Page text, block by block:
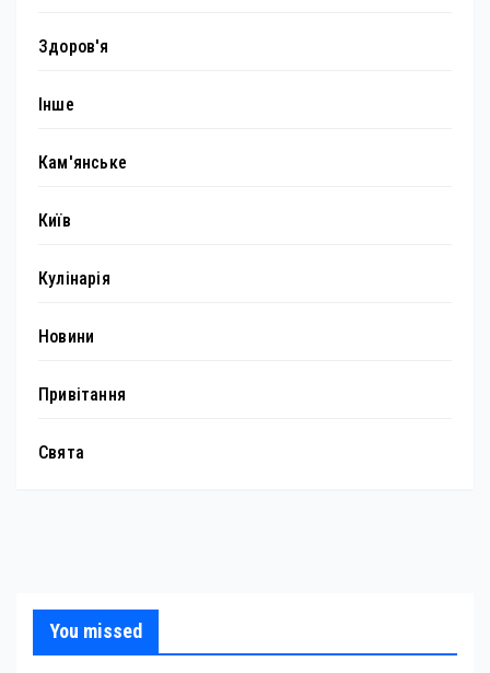
Здоров'я
Інше
Кам'янське
Київ
Кулінарія
Новини
Привітання
Свята
You missed